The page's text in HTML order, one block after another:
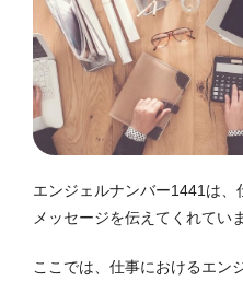
エンジェルナンバー1441は
メッセージを伝えてくれてい
ここでは、仕事におけるエン